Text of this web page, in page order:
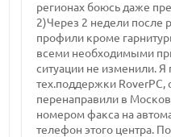
регионах боюсь даже
2)Через 2 недели после
профили кроме
всеми необходимыми
ситуации не изменили.
тех.поддержки RoverPC,
перенаправили в
номером факса на
телефон этого центра.